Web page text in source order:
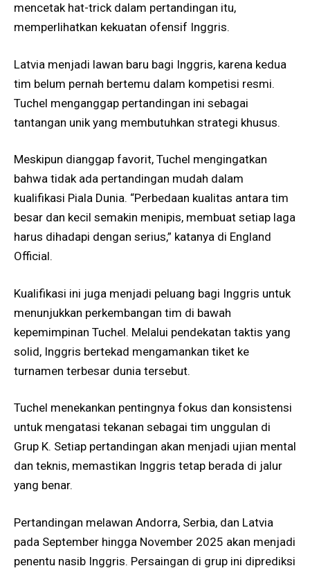
mencetak hat-trick dalam pertandingan itu,
memperlihatkan kekuatan ofensif Inggris.
Latvia menjadi lawan baru bagi Inggris, karena kedua
tim belum pernah bertemu dalam kompetisi resmi.
Tuchel menganggap pertandingan ini sebagai
tantangan unik yang membutuhkan strategi khusus.
Meskipun dianggap favorit, Tuchel mengingatkan
bahwa tidak ada pertandingan mudah dalam
kualifikasi Piala Dunia. “Perbedaan kualitas antara tim
besar dan kecil semakin menipis, membuat setiap laga
harus dihadapi dengan serius,” katanya di England
Official.
Kualifikasi ini juga menjadi peluang bagi Inggris untuk
menunjukkan perkembangan tim di bawah
kepemimpinan Tuchel. Melalui pendekatan taktis yang
solid, Inggris bertekad mengamankan tiket ke
turnamen terbesar dunia tersebut.
Tuchel menekankan pentingnya fokus dan konsistensi
untuk mengatasi tekanan sebagai tim unggulan di
Grup K. Setiap pertandingan akan menjadi ujian mental
dan teknis, memastikan Inggris tetap berada di jalur
yang benar.
Pertandingan melawan Andorra, Serbia, dan Latvia
pada September hingga November 2025 akan menjadi
penentu nasib Inggris. Persaingan di grup ini diprediksi